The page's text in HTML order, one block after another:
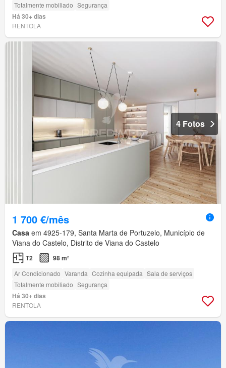
Totalmente mobiliado Segurança
Há 30+ dias
RENTOLA
4 Fotos
1 700 €/mês
Casa em 4925-179, Santa Marta de Portuzelo, Município de
Viana do Castelo, Distrito de Viana do Castelo
T2 98 m²
Ar Condicionado Varanda Cozinha equipada Sala de serviços
Totalmente mobiliado Segurança
Há 30+ dias
RENTOLA